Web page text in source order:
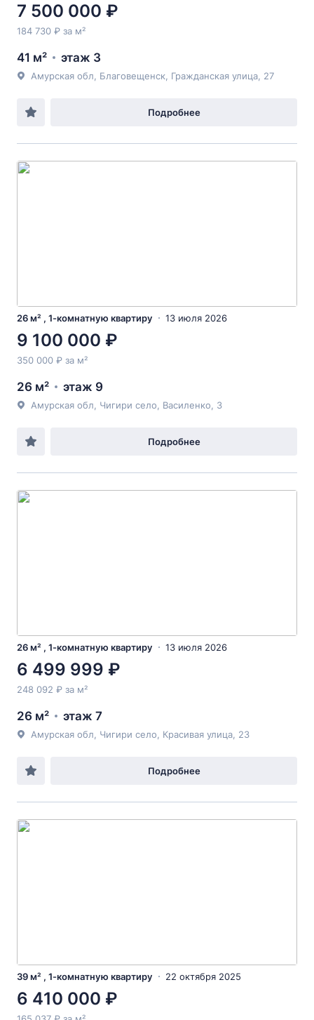
7 500 000 ₽
184 730 ₽ за м²
41 м² этаж 3
Амурская обл, Благовещенск, Гражданская улица, 27
Подробнее
26 м² , 1-комнатную квартиру 13 июля 2026
9 100 000 ₽
350 000 ₽ за м²
26 м² этаж 9
Амурская обл, Чигири село, Василенко, 3
Подробнее
26 м² , 1-комнатную квартиру 13 июля 2026
6 499 999 ₽
248 092 ₽ за м²
26 м² этаж 7
Амурская обл, Чигири село, Красивая улица, 23
Подробнее
39 м² , 1-комнатную квартиру 22 октября 2025
6 410 000 ₽